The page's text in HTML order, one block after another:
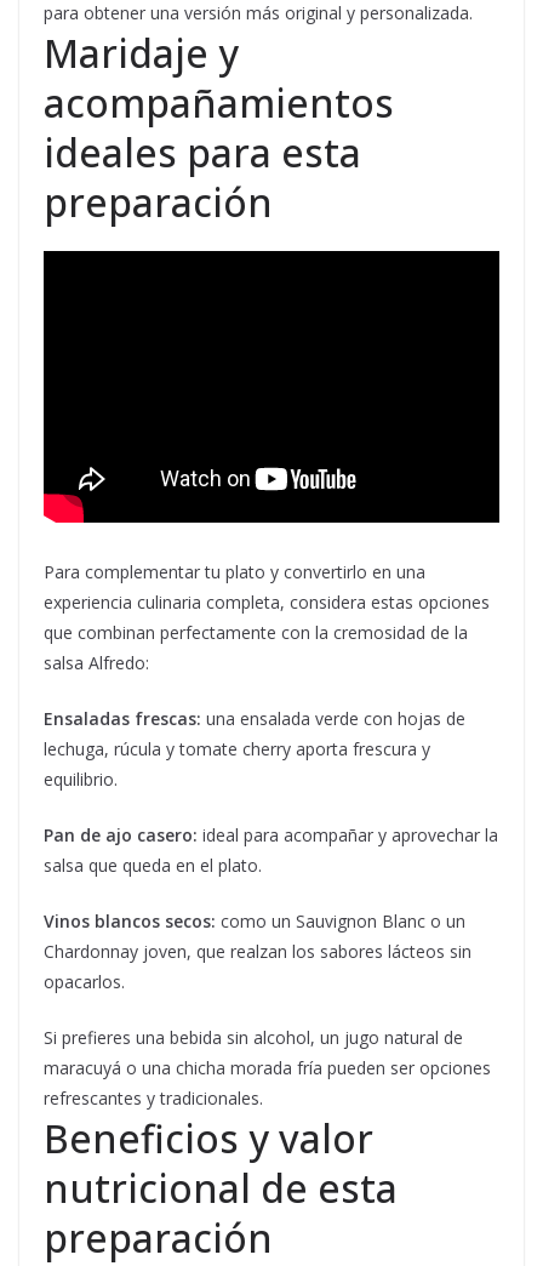
para obtener una versión más original y personalizada.
Maridaje y
acompañamientos
ideales para esta
preparación
Para complementar tu plato y convertirlo en una
experiencia culinaria completa, considera estas opciones
que combinan perfectamente con la cremosidad de la
salsa Alfredo:
Ensaladas frescas: una ensalada verde con hojas de
lechuga, rúcula y tomate cherry aporta frescura y
equilibrio.
Pan de ajo casero: ideal para acompañar y aprovechar la
salsa que queda en el plato.
Vinos blancos secos: como un Sauvignon Blanc o un
Chardonnay joven, que realzan los sabores lácteos sin
opacarlos.
Si prefieres una bebida sin alcohol, un jugo natural de
maracuyá o una chicha morada fría pueden ser opciones
refrescantes y tradicionales.
Beneficios y valor
nutricional de esta
preparación